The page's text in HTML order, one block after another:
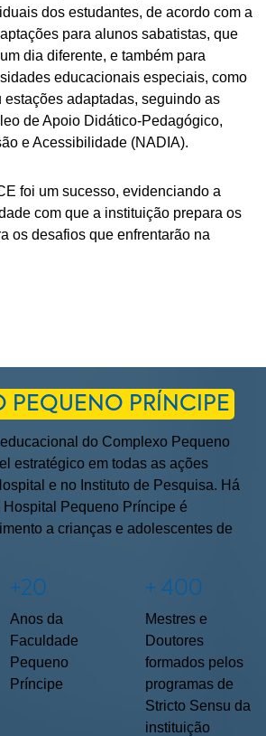
dos estudantes, de acordo com a
para alunos sabatistas, que
dia diferente, e também para
educacionais especiais, como
estações adaptadas, seguindo as
de Apoio Didático-Pedagógico,
e Acessibilidade (NADIA).
foi um sucesso, evidenciando a
com que a instituição prepara os
os desafios que enfrentarão na
PEQUENO PRÍNCIPE
do Complexo Pequeno
estratégico em todas as ações
e no Instituto de Pesquisa. Há
Pequeno Príncipe é
a crianças e adolescentes de
+20
Anos da
Faculdade
Pequeno
Príncipe
+ 400
Mestres e
Doutores
formados pelos
programas de
Stricto Sensu da
instituição